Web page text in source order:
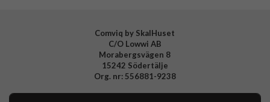
Comviq by SkalHuset
C/O Lowwi AB
Morabergsvägen 8
15242 Södertälje
Org. nr: 556881-9238